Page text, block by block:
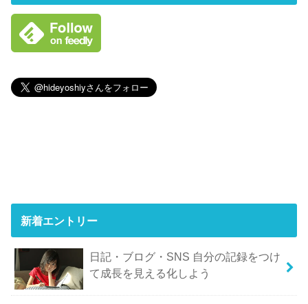
新着エントリー
日記・ブログ・SNS 自分の記録をつけ
て成長を見える化しよう